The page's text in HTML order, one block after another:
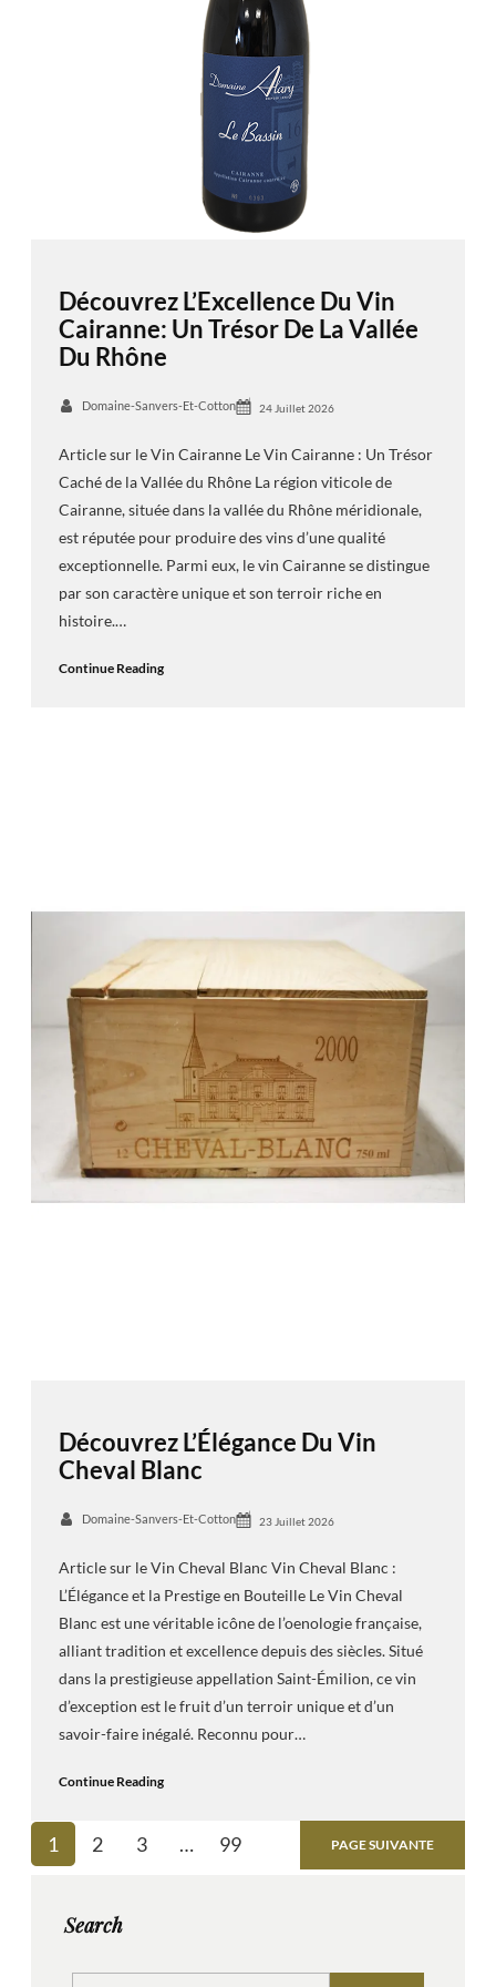
Découvrez L’Excellence Du Vin
Cairanne: Un Trésor De La Vallée
Du Rhône
Domaine-Sanvers-Et-Cotton 24 Juillet 2026
Article sur le Vin Cairanne Le Vin Cairanne : Un Trésor
Caché de la Vallée du Rhône La région viticole de
Cairanne, située dans la vallée du Rhône méridionale,
est réputée pour produire des vins d’une qualité
exceptionnelle. Parmi eux, le vin Cairanne se distingue
par son caractère unique et son terroir riche en
histoire.…
Continue Reading
Découvrez L’Élégance Du Vin
Cheval Blanc
Domaine-Sanvers-Et-Cotton 23 Juillet 2026
Article sur le Vin Cheval Blanc Vin Cheval Blanc :
L’Élégance et la Prestige en Bouteille Le Vin Cheval
Blanc est une véritable icône de l’oenologie française,
alliant tradition et excellence depuis des siècles. Situé
dans la prestigieuse appellation Saint-Émilion, ce vin
d’exception est le fruit d’un terroir unique et d’un
savoir-faire inégalé. Reconnu pour…
Continue Reading
1 2 3 … 99 PAGE SUIVANTE
Search